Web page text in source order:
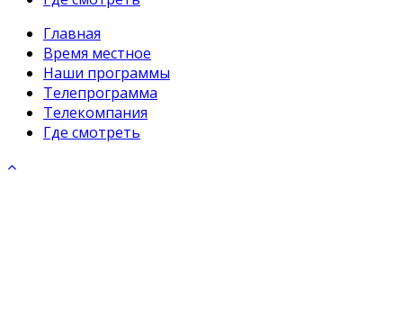
Главная
Время местное
Наши программы
Телепрограмма
Телекомпания
Где смотреть